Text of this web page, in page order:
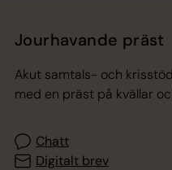
Jourhavande präst
Akut samtals- och
med en präst på kvällar
Chatt
Digitalt brev